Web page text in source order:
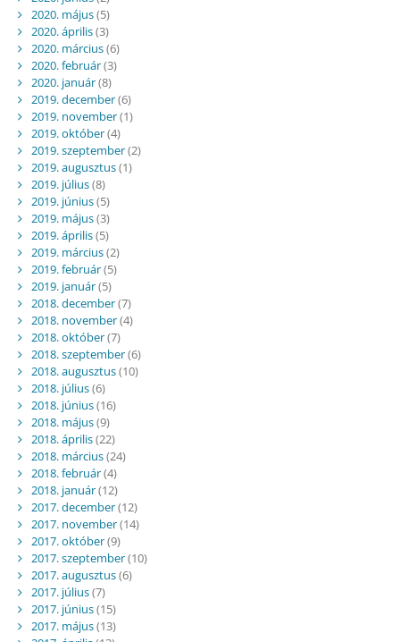
2020. május(5)
2020. április(3)
2020. március(6)
2020. február(3)
2020. január(8)
2019. december(6)
2019. november(1)
2019. október(4)
2019. szeptember(2)
2019. augusztus(1)
2019. július(8)
2019. június(5)
2019. május(3)
2019. április(5)
2019. március(2)
2019. február(5)
2019. január(5)
2018. december(7)
2018. november(4)
2018. október(7)
2018. szeptember(6)
2018. augusztus(10)
2018. július(6)
2018. június(16)
2018. május(9)
2018. április(22)
2018. március(24)
2018. február(4)
2018. január(12)
2017. december(12)
2017. november(14)
2017. október(9)
2017. szeptember(10)
2017. augusztus(6)
2017. július(7)
2017. június(15)
2017. május(13)